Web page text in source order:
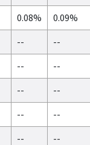
0.08% 0.09%
-- --
-- --
-- --
-- --
-- --